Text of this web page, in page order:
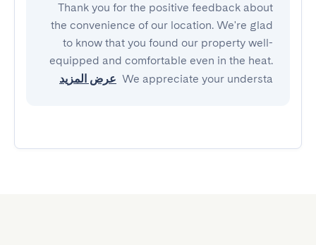
Thank you for the positive feedback about
the convenience of our location. We're glad
to know that you found our property well-
equipped and comfortable even in the heat.
We appreciate your understa عرض المزيد